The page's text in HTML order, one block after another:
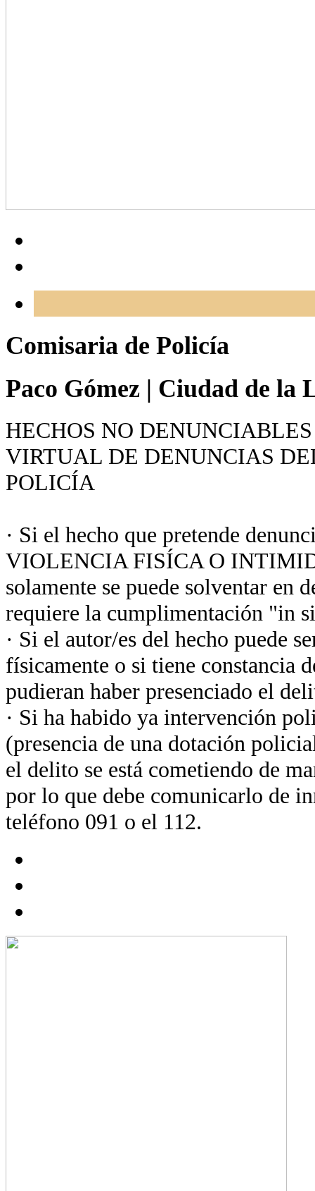
Comisaria de Policía
Paco Gómez | Ciudad de la
HECHOS NO
VIRTUAL DE DENUNCIAS
POLICÍA
· Si el hecho que pretende
VIOLENCIA FISÍCA O
solamente se puede solventar en
requiere la cumplimentación "in
· Si el autor/es del hecho puede
físicamente o si tiene constancia
pudieran haber presenciado el
· Si ha habido ya intervención
(presencia de una dotación
el delito se está cometiendo de
por lo que debe comunicarlo de
teléfono 091 o el 112.